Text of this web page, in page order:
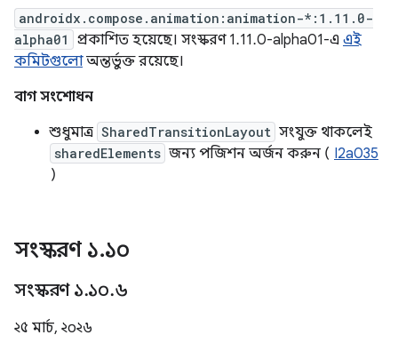
androidx.compose.animation:animation-*:1.11.0-
alpha01
প্রকাশিত হয়েছে। সংস্করণ 1.11.0-alpha01-এ এই
কমিটগুলোঅন্তর্ভুক্ত রয়েছে।
বাগ সংশোধন
শুধুমাত্র SharedTransitionLayout সংযুক্ত থাকলেই
sharedElements জন্য পজিশন অর্জন করুন ( I2a035
)
সংস্করণ ১.১০
সংস্করণ ১.১০.৬
২৫ মার্চ, ২০২৬